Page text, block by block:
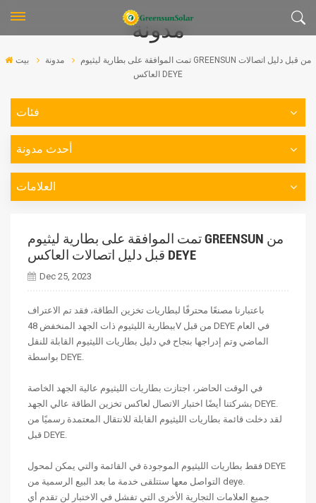
مدونة
بيت مدونة
تمت الموافقة على بطارية ليثيوم GREENSUN من قبل دليل اتصالات
العاكس DEYE
فئات
أحدث مدونة
العلامات
تمت الموافقة على بطارية ليثيوم GREENSUN من
قبل دليل اتصالات العاكس DEYE
Dec 25, 2023
باعتبارنا مصنعًا محترفًا لبطاريات تخزين الطاقة، فقد تم الاعتراف
ببطارية الليثيوم ذات الجهد المنخفض 48V من قبل DEYE في العام
الماضي وتم إدراجها بنجاح في دليل بطاريات الليثيوم القابلة للنقل
بواسطة DEYE.
في الوقت الحاضر، اجتازت بطاريات الليثيوم عالية الجهد الخاصة
بشركتنا أيضًا اختبار الاتصال لعاكس تخزين الطاقة عالي الجهد DEYE.
لقد دخلت قائمة بطاريات الليثيوم القابلة للانتقال المعتمدة رسميًا من
قبل DEYE.
فقط بطاريات الليثيوم الموجودة في القائمة والتي يمكن لمحول DEYE
التواصل معها ستتلقى خدمة ما بعد البيع الرسمية من deye.
جميع العلامات التجارية الأخرى التي تفشل في الاختبار لن تقدم أي